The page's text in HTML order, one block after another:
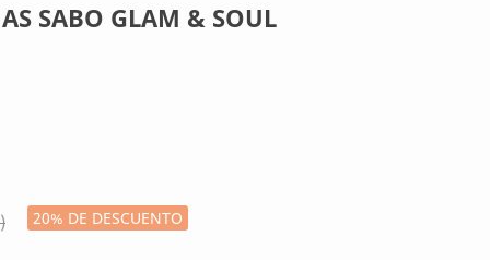
SABO GLAM & SOUL
20% DE DESCUENTO